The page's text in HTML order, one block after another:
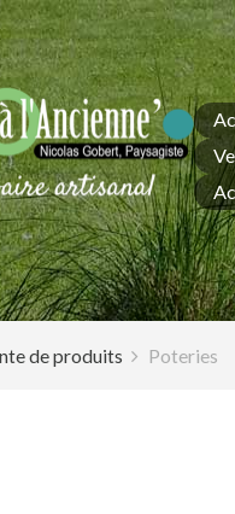
de produits Poteries